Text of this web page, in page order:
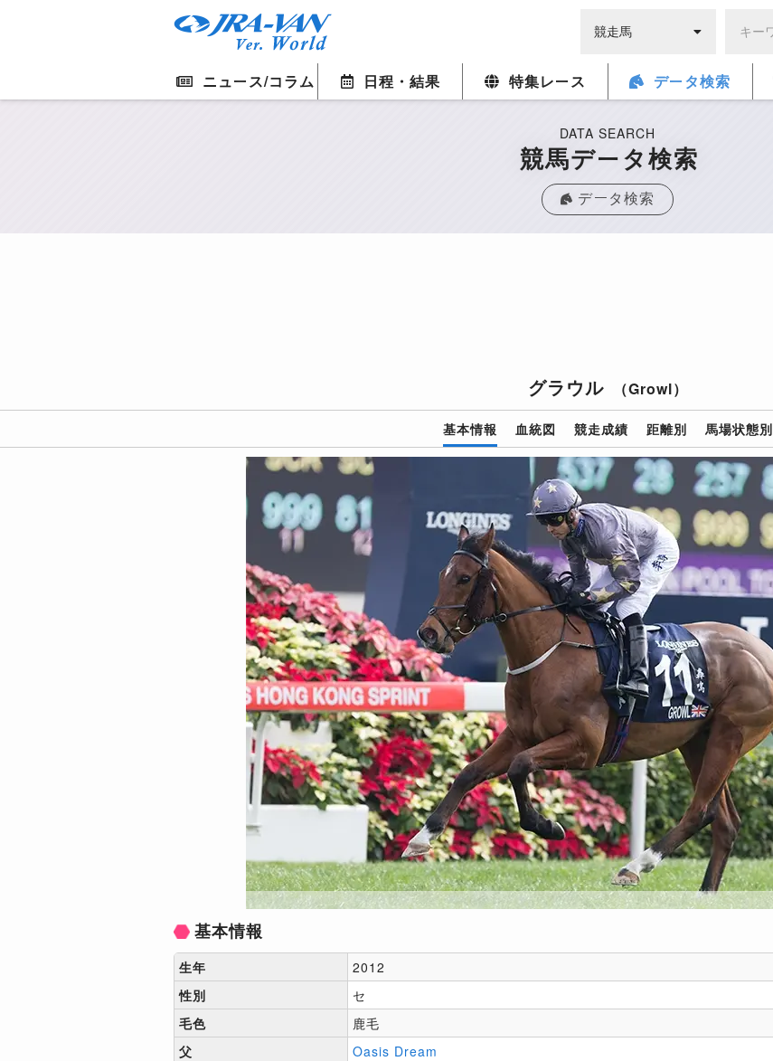
ニュース/コラム 日程・結果 特集レース データ検索
DATA SEARCH
競馬データ検索
データ検索
グラウル （Growl）
基本情報 血統図 競走成績 距離別 馬場状態別
基本情報
生年
2012
性別
セ
毛色
鹿毛
父
Oasis Dream